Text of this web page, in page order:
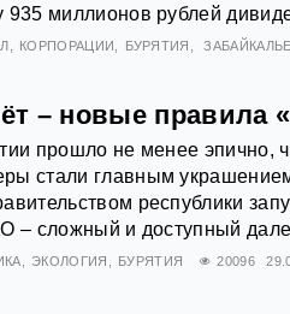
935 миллионов рублей
КОРПОРАЦИИ БУРЯТИЯ ЗАБАЙКАЛЬЕ
– новые правила
прошло не менее эпично,
стали главным
республики
– сложный и доступный
ЭКОЛОГИЯ БУРЯТИЯ 20096